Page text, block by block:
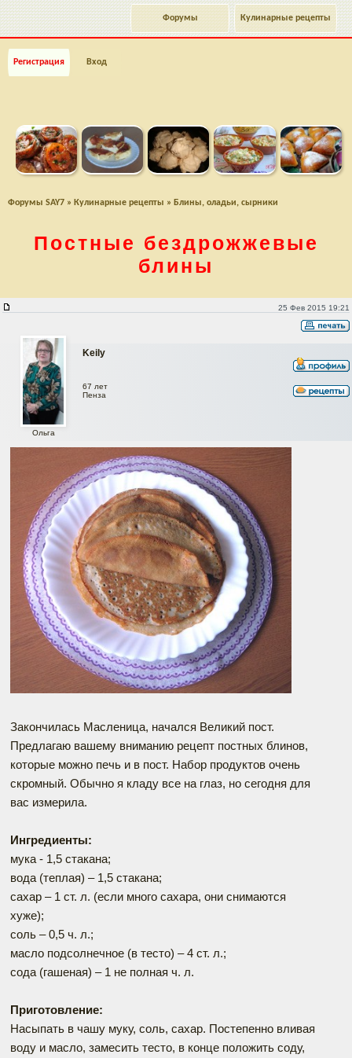
Кулинарные рецепты
Форумы
Регистрация Вход
Форумы SAY7 » Кулинарные рецепты » Блины, оладьи, сырники
Постные бездрожжевые
блины
25 Фев 2015 19:21
Keily
Ольга
67 лет
Пенза
Закончилась Масленица, начался Великий пост.
Предлагаю вашему вниманию рецепт постных блинов,
которые можно печь и в пост. Набор продуктов очень
скромный. Обычно я кладу все на глаз, но сегодня для
вас измерила.
Ингредиенты:
мука - 1,5 стакана;
вода (теплая) – 1,5 стакана;
сахар – 1 ст. л. (если много сахара, они снимаются
хуже);
соль – 0,5 ч. л.;
масло подсолнечное (в тесто) – 4 ст. л.;
сода (гашеная) – 1 не полная ч. л.
Приготовление:
Насыпать в чашу муку, соль, сахар. Постепенно вливая
воду и масло, замесить тесто, в конце положить соду,